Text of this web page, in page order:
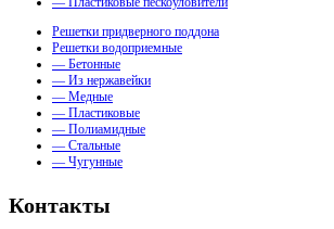
Решетки придверного поддона
Решетки водоприемные
— Бетонные
— Из нержавейки
— Медные
— Пластиковые
— Полиамидные
— Стальные
— Чугунные
Контакты